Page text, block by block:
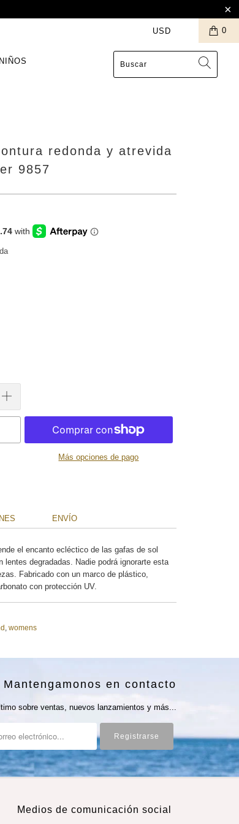
0
NIÑOS
redonda y atrevida
9857
Más opciones de pago
ENVÍO
el encanto ecléctico de las gafas de sol
lentes degradadas. Nadie podrá ignorarte esta
Fabricado con un marco de plástico,
con protección UV.
womens
Mantengamonos en contacto
sobre ventas, nuevos lanzamientos y más...
Medios de comunicación social